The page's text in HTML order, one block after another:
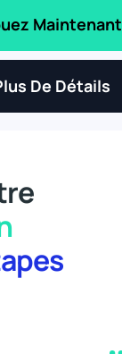
Maintenant
De Détails